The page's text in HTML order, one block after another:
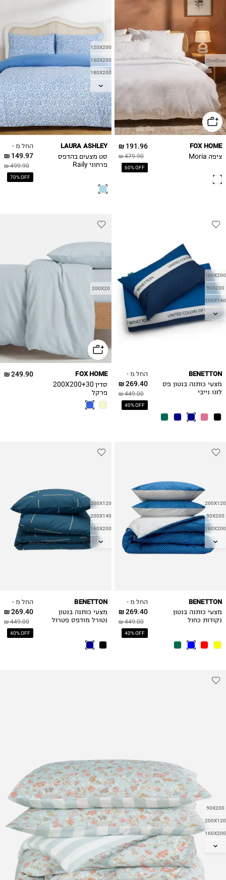
OneSize
191.96 ₪
479.90 ₪
60% OFF
FOX HOME
ציפה Moria
120X200
160X200
180X200
90X200
החל מ -
149.97 ₪
499.90 ₪
70% OFF
LAURA ASHLEY
סט מצעים בהדפס
פרחוני Raily
160X200
90X200
200X140
200X120
החל מ -
269.40 ₪
449.00 ₪
40% OFF
BENETTON
מצעי כותנה בנטון פס
לוגו נייבי
200X20
249.90 ₪ FOX HOME
סדין 200X200+30
פרקל
200X120
90X200
160X200
200X140
180X200
החל מ -
269.40 ₪
449.00 ₪
40% OFF
BENETTON
מצעי כותנה בנטון
נקודות כחול
200X120
200X140
160X200
90X200
החל מ -
269.40 ₪
449.00 ₪
40% OFF
BENETTON
מצעי כותנה בנטון
נטורל מודפס פטרול
90X200
200X120
160X200
180X200